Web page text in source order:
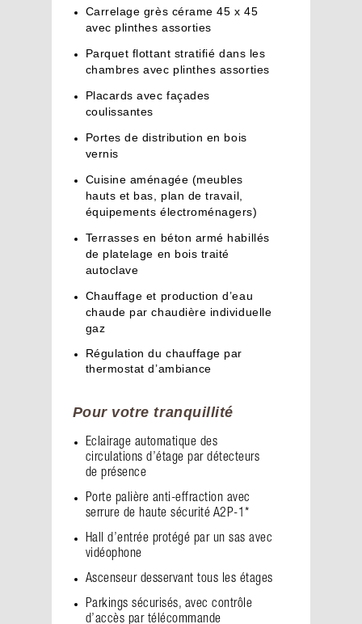
Carrelage grès cérame 45 x 45
avec plinthes assorties
Parquet flottant stratifié dans les
chambres avec plinthes assorties
Placards avec façades
coulissantes
Portes de distribution en bois
vernis
Cuisine aménagée (meubles
hauts et bas, plan de travail,
équipements électroménagers)
Terrasses en béton armé habillés
de platelage en bois traité
autoclave
Chauffage et production d’eau
chaude par chaudière individuelle
gaz
Régulation du chauffage par
thermostat d’ambiance
Pour votre tranquillité
Eclairage automatique des
circulations d’étage par détecteurs
de présence
Porte palière anti-effraction avec
serrure de haute sécurité A2P-1*
Hall d’entrée protégé par un sas avec
vidéophone
Ascenseur desservant tous les étages
Parkings sécurisés, avec contrôle
d’accès par télécommande